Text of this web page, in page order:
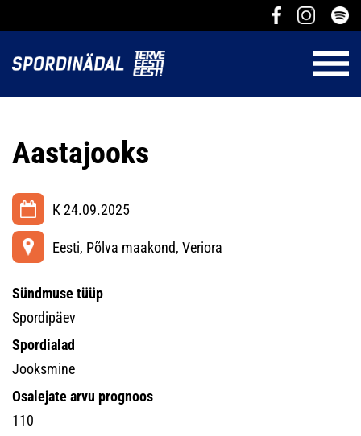
Aastajooks
K 24.09.2025
Eesti, Põlva maakond, Veriora
Sündmuse tüüp
Spordipäev
Spordialad
Jooksmine
Osalejate arvu prognoos
110